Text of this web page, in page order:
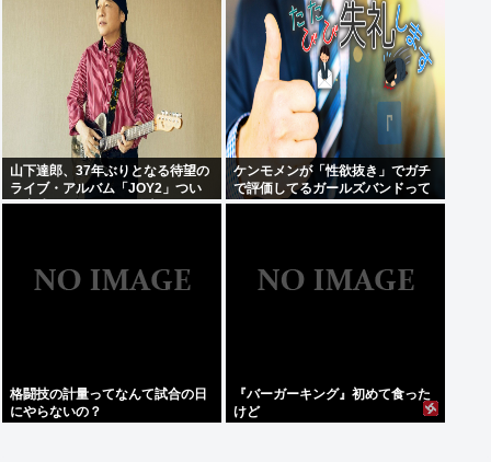
山下達郎、37年ぶりとなる待望の
ライブ・アルバム「JOY2」つい
に完成、10月14日に発売
ケンモメンが「性欲抜き」でガチ
で評価してるガールズバンドって
何？
格闘技の計量ってなんて試合の日
にやらないの？
『バーガーキング』初めて食った
けど